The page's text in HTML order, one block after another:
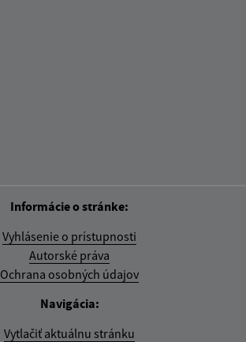
Informácie o stránke:
Vyhlásenie o prístupnosti
Autorské práva
Ochrana osobných údajov
Navigácia:
Vytlačiť aktuálnu stránku